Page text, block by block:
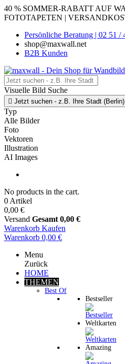
40 % SOMMER-RABATT AUF
FOTOTAPETEN |
Persönliche Beratung | 02 51 /
shop@maxwall.net
B2B Kunden
Visuelle Bild Suche
 Jetzt suchen - z.B. Ihre Stadt (Berlin)
Typ
Alle Bilder
Foto
Vektoren
Illustration
AI Images
No products in the cart.
0 Artikel
0,00 €
Versand Gesamt 0,00 €
Warenkorb Kaufen
Warenkorb 0,00 €
Menu
Zurück
HOME
THEMEN
Best Of
Bestseller
Weltkarten
Amazing